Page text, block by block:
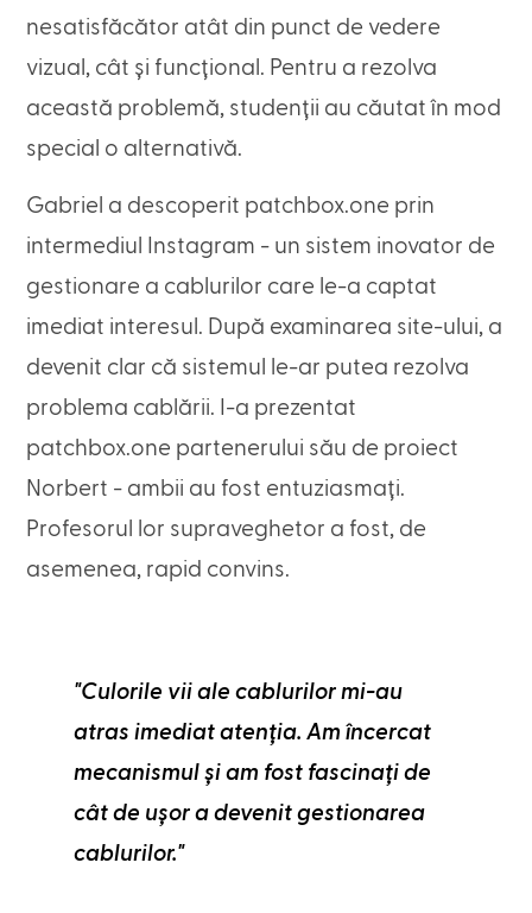
nesatisfăcător atât din punct de vedere
vizual, cât și funcțional. Pentru a rezolva
această problemă, studenții au căutat în mod
special o alternativă.
Gabriel a descoperit patchbox.one prin
intermediul Instagram - un sistem inovator de
gestionare a cablurilor care le-a captat
imediat interesul. După examinarea site-ului, a
devenit clar că sistemul le-ar putea rezolva
problema cablării. I-a prezentat
patchbox.one partenerului său de proiect
Norbert - ambii au fost entuziasmați.
Profesorul lor supraveghetor a fost, de
asemenea, rapid convins.
"Culorile vii ale cablurilor mi-au
atras imediat atenția. Am încercat
mecanismul și am fost fascinați de
cât de ușor a devenit gestionarea
cablurilor."